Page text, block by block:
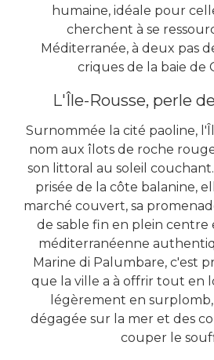
humaine, idéale pour
cherchent à se
Méditerranée, à deux pas
criques de la baie de
L'Île-Rousse, perle
Surnommée la cité paoline,
nom aux îlots de roche
son littoral au soleil
prisée de la côte balanine,
marché couvert, sa
de sable fin en plein centre
méditerranéenne
Marine di Palumbare, c'est
que la ville a à offrir tout en
légèrement en
dégagée sur la mer et des
couper le